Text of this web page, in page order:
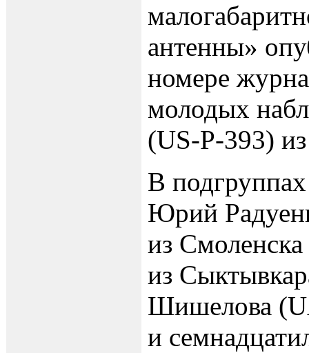
антенны»
номере
молодых
(US-P-393)
В
Юрий
из
из
Шишелова
и